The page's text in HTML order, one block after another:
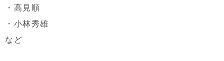
・高見順
・小林秀雄
など